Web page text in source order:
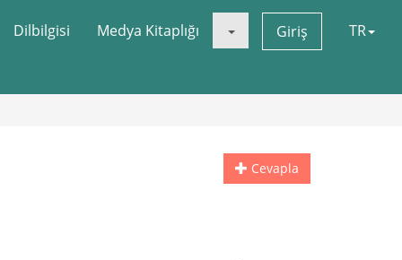
Dilbilgisi Medya Kitaplığı Giriş TR
Cevapla